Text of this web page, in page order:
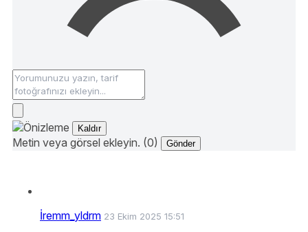
Kaldır
Metin veya görsel ekleyin. (0) Gönder
İremm_yldrm 23 Ekim 2025 15:51